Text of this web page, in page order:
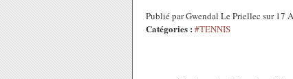
Publié par Gwendal Le Priellec sur 17
Catégories : #TENNIS